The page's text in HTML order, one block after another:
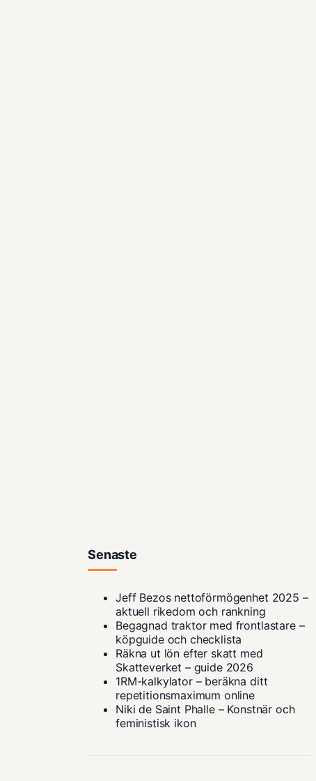
Senaste
Jeff Bezos nettoförmögenhet 2025 –
aktuell rikedom och rankning
Begagnad traktor med frontlastare –
köpguide och checklista
Räkna ut lön efter skatt med
Skatteverket – guide 2026
1RM-kalkylator – beräkna ditt
repetitionsmaximum online
Niki de Saint Phalle – Konstnär och
feministisk ikon